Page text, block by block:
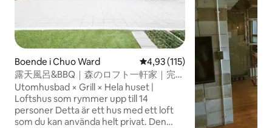
Boende i Chuo Ward 4,93 av 5 i genomsnittligt
4,93 (115)
露天風呂&BBQ｜森のロフト一軒家｜完全
貸切・14名OK
Utomhusbad × Grill × Hela huset |
Loftshus som rymmer upp till 14
personer Detta är ett hus med ett loft
som du kan använda helt privat. Den